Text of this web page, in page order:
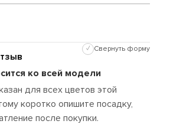
✓ Свернуть форму
ко всей модели
для всех цветов этой
коротко опишите посадку,
после покупки.